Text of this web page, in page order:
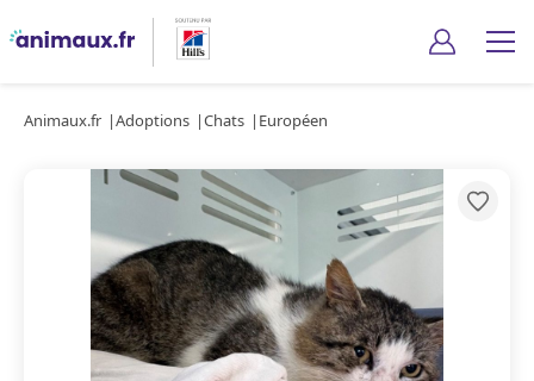
Animaux.fr Adoptions Chats Européen